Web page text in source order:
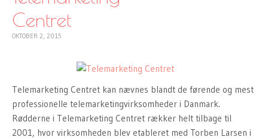
Centret
OKTOBER 2, 2015
Telemarketing Centret kan nævnes blandt de førende og mest
professionelle telemarketingvirksomheder i Danmark.
Rødderne i Telemarketing Centret rækker helt tilbage til
2001, hvor virksomheden blev etableret med Torben Larsen i